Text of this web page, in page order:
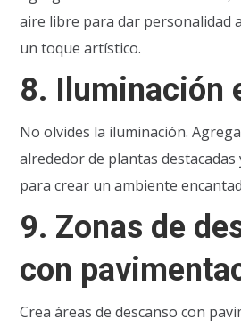
aire libre para dar personalidad
un toque artístico.
8. Iluminación
No olvides la iluminación.
alrededor de plantas
para crear un ambiente
9. Zonas de
con
Crea áreas de descanso con